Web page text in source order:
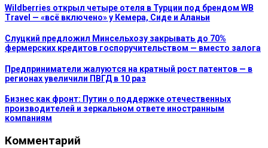
Wildberries открыл четыре отеля в Турции под брендом WB
Travel — «всё включено» у Кемера, Сиде и Аланьи
Слуцкий предложил Минсельхозу закрывать до 70%
фермерских кредитов госпоручительством — вместо залога
Предприниматели жалуются на кратный рост патентов — в
регионах увеличили ПВГД в 10 раз
Бизнес как фронт: Путин о поддержке отечественных
производителей и зеркальном ответе иностранным
компаниям
Комментарий